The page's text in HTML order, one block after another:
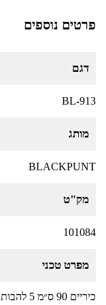
פרטים נוספים
דגם
BL-913
מותג
BLACKPUNT
מק"ט
101084
מפרט טכני
כיריים 90 ס״מ 5 להבות גז על גבי משטח זכוכית